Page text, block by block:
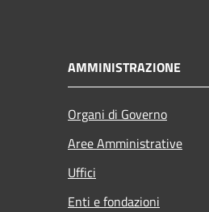
AMMINISTRAZIONE
Organi di Governo
Aree Amministrative
Uffici
Enti e fondazioni